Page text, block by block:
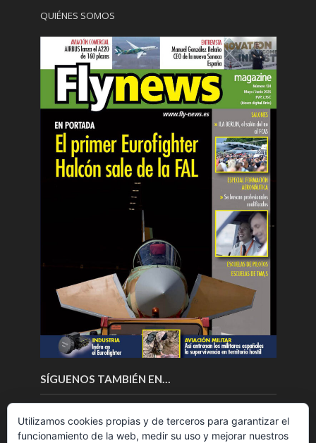
QUIÉNES SOMOS
SÍGUENOS TAMBIÉN EN…
Utilizamos cookies propias y de terceros para garantizar el
funcionamiento de la web, medir su uso y mejorar nuestros